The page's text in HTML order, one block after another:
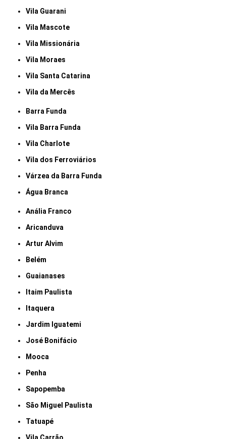
Vila Guarani
Vila Mascote
Vila Missionária
Vila Moraes
Vila Santa Catarina
Vila da Mercês
Barra Funda
Vila Barra Funda
Vila Charlote
Vila dos Ferroviários
Várzea da Barra Funda
Água Branca
Anália Franco
Aricanduva
Artur Alvim
Belém
Guaianases
Itaim Paulista
Itaquera
Jardim Iguatemi
José Bonifácio
Mooca
Penha
Sapopemba
São Miguel Paulista
Tatuapé